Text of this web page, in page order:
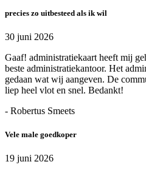
precies zo uitbesteed als ik wil
30 juni 2026
Gaaf! administratiekaart heeft mij
beste administratiekantoor. Het
gedaan wat wij aangeven. De
liep heel vlot en snel. Bedankt!
- Robertus Smeets
Vele male goedkoper
19 juni 2026